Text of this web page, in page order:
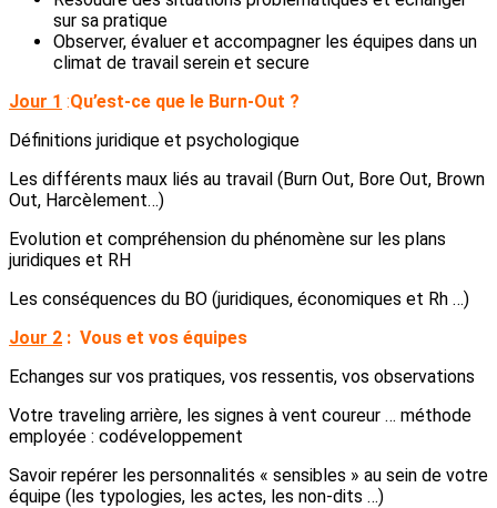
sur sa pratique
Observer, évaluer et accompagner les équipes dans un
climat de travail serein et secure
Jour 1 :Qu’est-ce que le Burn-Out ?
Définitions juridique et psychologique
Les différents maux liés au travail (Burn Out, Bore Out, Brown
Out, Harcèlement…)
Evolution et compréhension du phénomène sur les plans
juridiques et RH
Les conséquences du BO (juridiques, économiques et Rh …)
Jour 2 : Vous et vos équipes
Echanges sur vos pratiques, vos ressentis, vos observations
Votre traveling arrière, les signes à vent coureur … méthode
employée : codéveloppement
Savoir repérer les personnalités « sensibles » au sein de votre
équipe (les typologies, les actes, les non-dits …)